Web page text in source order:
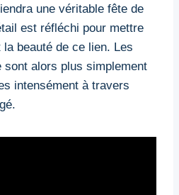
une véritable fête de
est réfléchi pour mettre
beauté de ce lien. Les
sont alors plus simplement
intensément à travers